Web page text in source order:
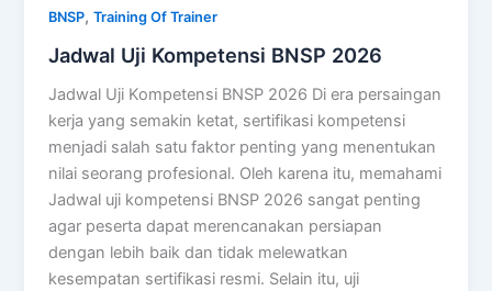
BNSP,Training Of Trainer
Jadwal Uji Kompetensi BNSP 2026
Jadwal Uji Kompetensi BNSP 2026 Di era persaingan
kerja yang semakin ketat, sertifikasi kompetensi
menjadi salah satu faktor penting yang menentukan
nilai seorang profesional. Oleh karena itu, memahami
Jadwal uji kompetensi BNSP 2026 sangat penting
agar peserta dapat merencanakan persiapan
dengan lebih baik dan tidak melewatkan
kesempatan sertifikasi resmi. Selain itu, uji